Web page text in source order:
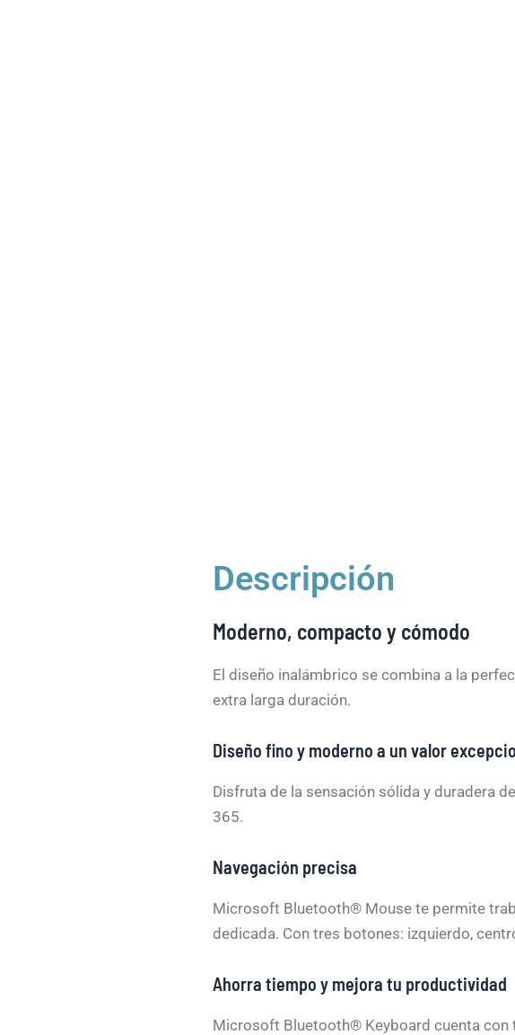
Descripción
Moderno, compacto y cómodo
El diseño inalámbrico se combina a la
extra larga duración.
Diseño fino y moderno a un valor
Disfruta de la sensación sólida y duradera
365.
Navegación precisa
Microsoft Bluetooth® Mouse te permite
dedicada. Con tres botones: izquierdo,
Ahorra tiempo y mejora tu productividad
Microsoft Bluetooth® Keyboard cuenta con